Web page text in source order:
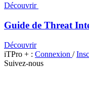
Découvrir
Guide de Threat
Découvrir
iTPro + : Connexion /
Suivez-nous